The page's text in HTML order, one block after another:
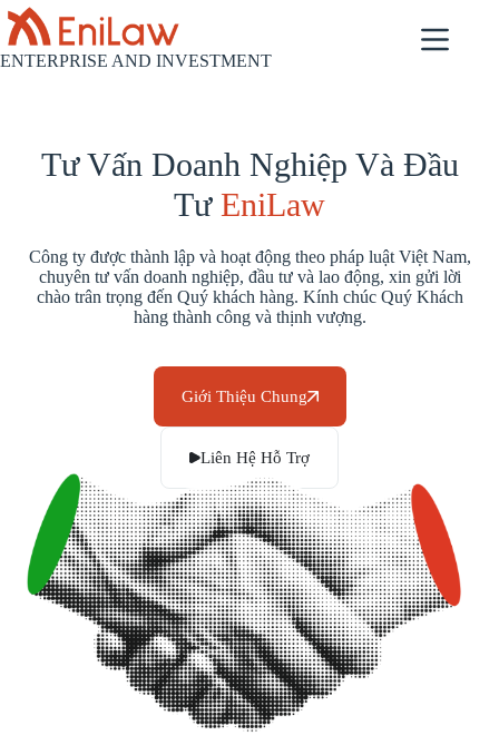
ENTERPRISE AND INVESTMENT
Tư Vấn Doanh Nghiệp Và Đầu
Tư EniLaw
Công ty được thành lập và hoạt động theo pháp luật Việt Nam,
chuyên tư vấn doanh nghiệp, đầu tư và lao động, xin gửi lời
chào trân trọng đến Quý khách hàng. Kính chúc Quý Khách
hàng thành công và thịnh vượng.
Giới Thiệu Chung
Liên Hệ Hỗ Trợ